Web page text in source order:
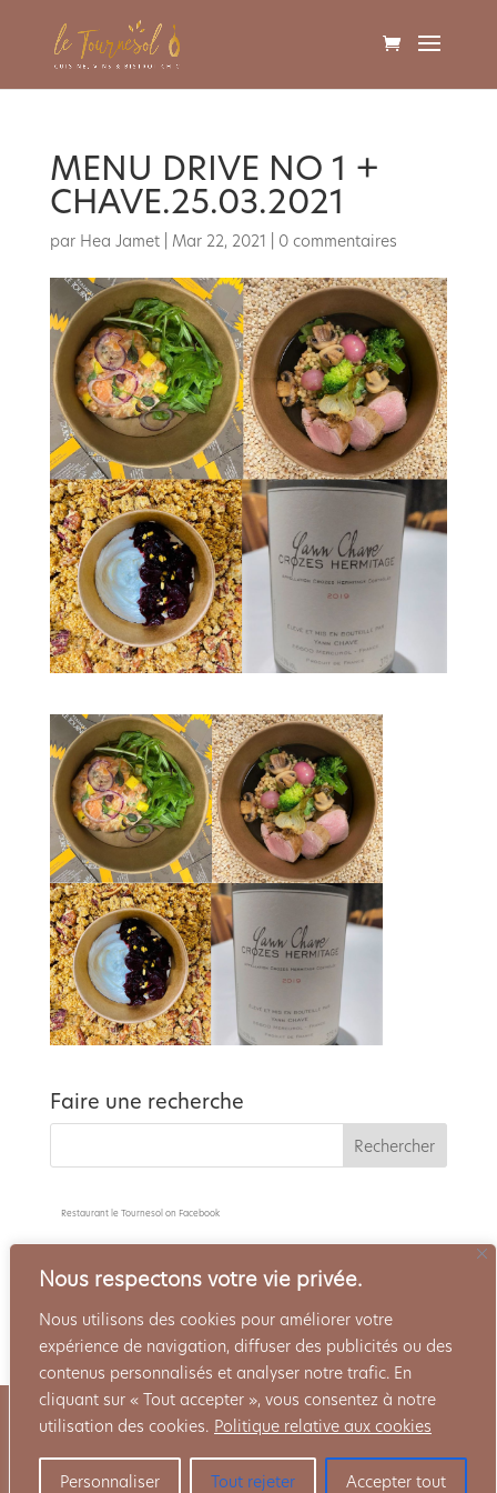
Nous respectons votre vie privée.
Nous utilisons des cookies pour améliorer votre
expérience de navigation, diffuser des publicités ou des
contenus personnalisés et analyser notre trafic. En
cliquant sur « Tout accepter », vous consentez à notre
utilisation des cookies. Politique relative aux cookies
Personnaliser Tout rejeter Accepter tout
MENU DRIVE NO 1 +
CHAVE.25.03.2021
par Hea Jamet| Mar 22, 2021 0 commentaires
Faire une recherche
Restaurant le Tournesol on Facebook
Politique de confidentialité
Mentions Légales
Côté Cave
Réservation